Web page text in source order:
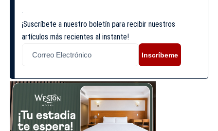
¡Suscríbete a nuestro boletín para recibir nuestros
artículos más recientes al instante!
Inscríbeme